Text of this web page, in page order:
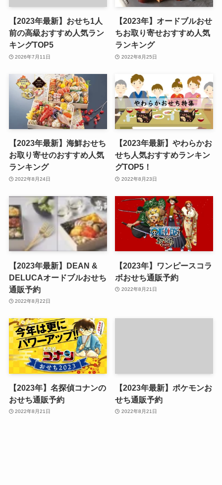
【2023年最新】おせち1人
前の高級おすすめ人気ラン
キングTOP5
2026年7月11日
【2023年】オードブルおせ
ちお取り寄せおすすめ人気
ランキング
2022年8月25日
【2023年最新】海鮮おせち
お取り寄せのおすすめ人気
ランキング
2022年8月24日
【2023年最新】やわらかお
せち人気おすすめランキン
グTOP5！
2022年8月23日
【2023年最新】DEAN &
DELUCAオードブルおせち
通販予約
2022年8月22日
【2023年】ワンピースコラ
ボおせち通販予約
2022年8月21日
【2023年】名探偵コナンの
おせち通販予約
2022年8月21日
【2023年最新】ポケモンお
せち通販予約
2022年8月21日